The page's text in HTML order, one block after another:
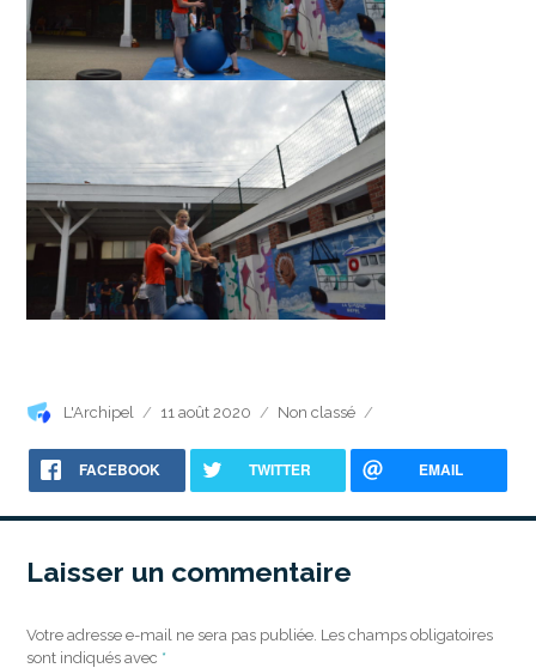
Auteur
L'Archipel
Publié
11 août 2020 Catégories
Non classé
FACEBOOK TWITTER EMAIL
Laisser un commentaire
Votre adresse e-mail ne sera pas publiée. Les champs obligatoires
sont indiqués avec *